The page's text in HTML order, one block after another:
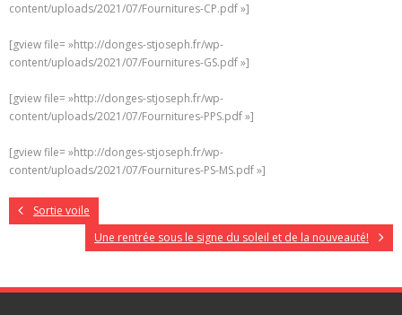
content/uploads/2021/07/Fournitures-CP.pdf »]
[gview file= »http://donges-stjoseph.fr/wp-
content/uploads/2021/07/Fournitures-GS.pdf »]
[gview file= »http://donges-stjoseph.fr/wp-
content/uploads/2021/07/Fournitures-PPS.pdf »]
[gview file= »http://donges-stjoseph.fr/wp-
content/uploads/2021/07/Fournitures-PS-MS.pdf »]
Sortie voile
Une rentrée sous le signe du soleil et de la nouveauté!